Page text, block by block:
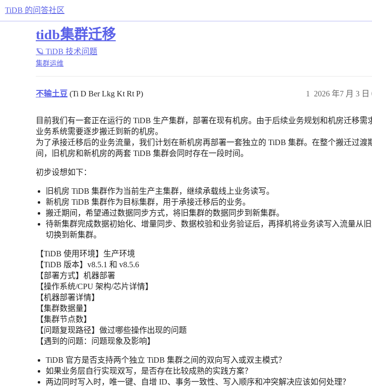
TiDB 的问答社区
tidb集群迁移
🪐 TiDB 技术问题
集群运维
不输土豆 (Ti D Ber Lkg Kt Rt P) 2026 年7 月 3 日
1
目前我们有一套正在运行的 TiDB 生产集群，部署在现有机房。由于后续业务规划和机房迁移需
业务系统需要逐步搬迁到新的机房。
为了承接迁移后的业务流量，我们计划在新机房再部署一套独立的 TiDB 集群。在整个搬迁过渡
间，旧机房和新机房的两套 TiDB 集群会同时存在一段时间。
初步设想如下：
旧机房 TiDB 集群作为当前生产主集群，继续承载线上业务读写。
新机房 TiDB 集群作为目标集群，用于承接迁移后的业务。
搬迁期间，希望通过数据同步方式，将旧集群的数据同步到新集群。
待新集群完成数据初始化、增量同步、数据校验和业务验证后，再择机将业务读写入流量从
切换到新集群。
【TiDB 使用环境】生产环境
【TiDB 版本】v8.5.1 和 v8.5.6
【部署方式】机器部署
【操作系统/CPU 架构/芯片详情】
【机器部署详情】
【集群数据量】
【集群节点数】
【问题复现路径】做过哪些操作出现的问题
【遇到的问题：问题现象及影响】
TiDB 官方是否支持两个独立 TiDB 集群之间的双向写入或双主模式？
如果业务层自行实现双写，是否存在比较成熟的实践方案？
两边同时写入时，唯一键、自增 ID、事务一致性、写入顺序和冲突解决应该如何处理？